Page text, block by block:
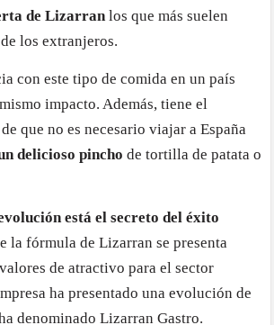
de Lizarran los que más suelen
los extranjeros.
con este tipo de comida en un país
impacto. Además, tiene el
que no es necesario viajar a España
delicioso pincho de tortilla de patata o
está el secreto del éxito
la fórmula de Lizarran se presenta
de atractivo para el sector
ha presentado una evolución de
denominado Lizarran Gastro.